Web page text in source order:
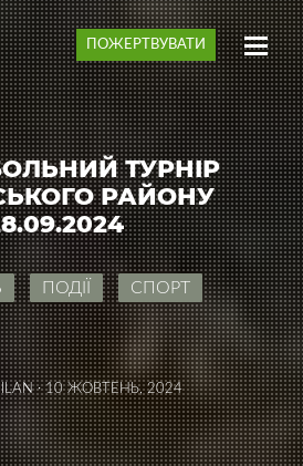
ПОЖЕРТВУВАТИ
ТУРНІР
РАЙОНУ
ПОДІЇ СПОРТ
·10 ЖОВТЕНЬ, 2024